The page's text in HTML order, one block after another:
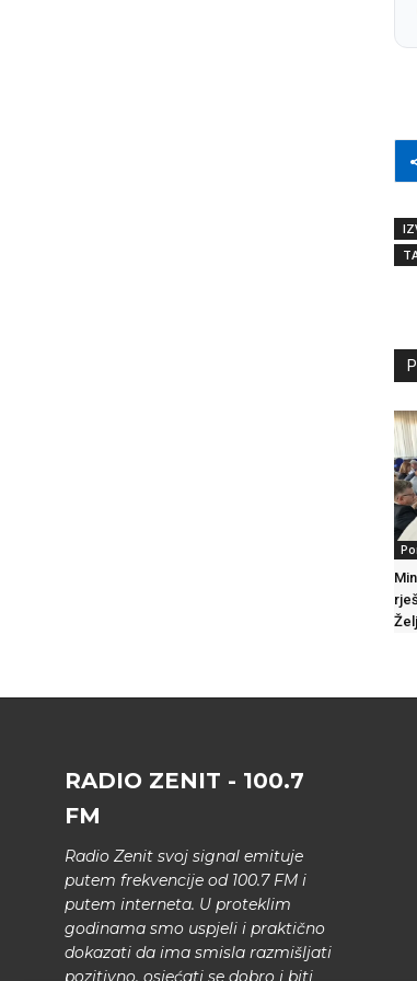
RADIO ZENIT - 100.7
FM
Radio Zenit svoj signal emituje
putem frekvencije od 100.7 FM i
putem interneta. U proteklim
godinama smo uspjeli i praktično
dokazati da ima smisla razmišljati
pozitivno, osjećati se dobro i biti